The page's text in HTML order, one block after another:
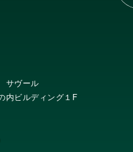
ヴール
内ビルディング１F